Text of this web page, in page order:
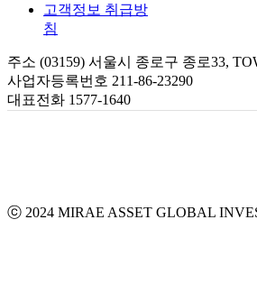
고객정보 취급방
침
주소 (03159) 서울시 종로구 종로33,
사업자등록번호 211-86-23290
대표전화 1577-1640
ⓒ 2024 MIRAE ASSET GLOBAL